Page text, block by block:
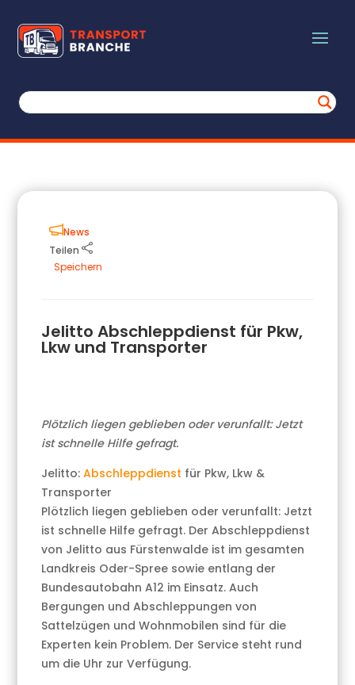
News
Teilen
Speichern
Jelitto Abschleppdienst für Pkw,
Lkw und Transporter
Plötzlich liegen geblieben oder verunfallt: Jetzt
ist schnelle Hilfe gefragt.
Jelitto:Abschleppdienst für Pkw, Lkw &
Transporter
Plötzlich liegen geblieben oder verunfallt: Jetzt
ist schnelle Hilfe gefragt. Der Abschleppdienst
von Jelitto aus Fürstenwalde ist im gesamten
Landkreis Oder-Spree sowie entlang der
Bundesautobahn A12 im Einsatz. Auch
Bergungen und Abschleppungen von
Sattelzügen und Wohnmobilen sind für die
Experten kein Problem. Der Service steht rund
um die Uhr zur Verfügung.